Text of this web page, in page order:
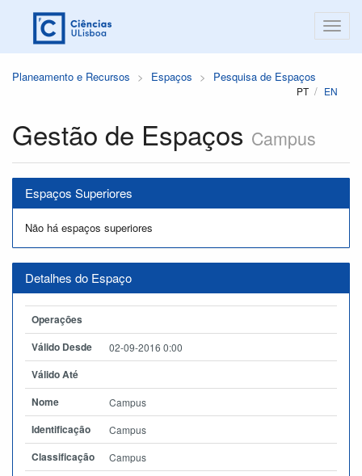
Planeamento e Recursos Espaços Pesquisa de Espaços
PT EN
Gestão de Espaços Campus
Espaços Superiores
Não há espaços superiores
Detalhes do Espaço
Operações
Válido Desde
02-09-2016 0:00
Válido Até
Nome
Campus
Identificação Campus
Classificação Campus